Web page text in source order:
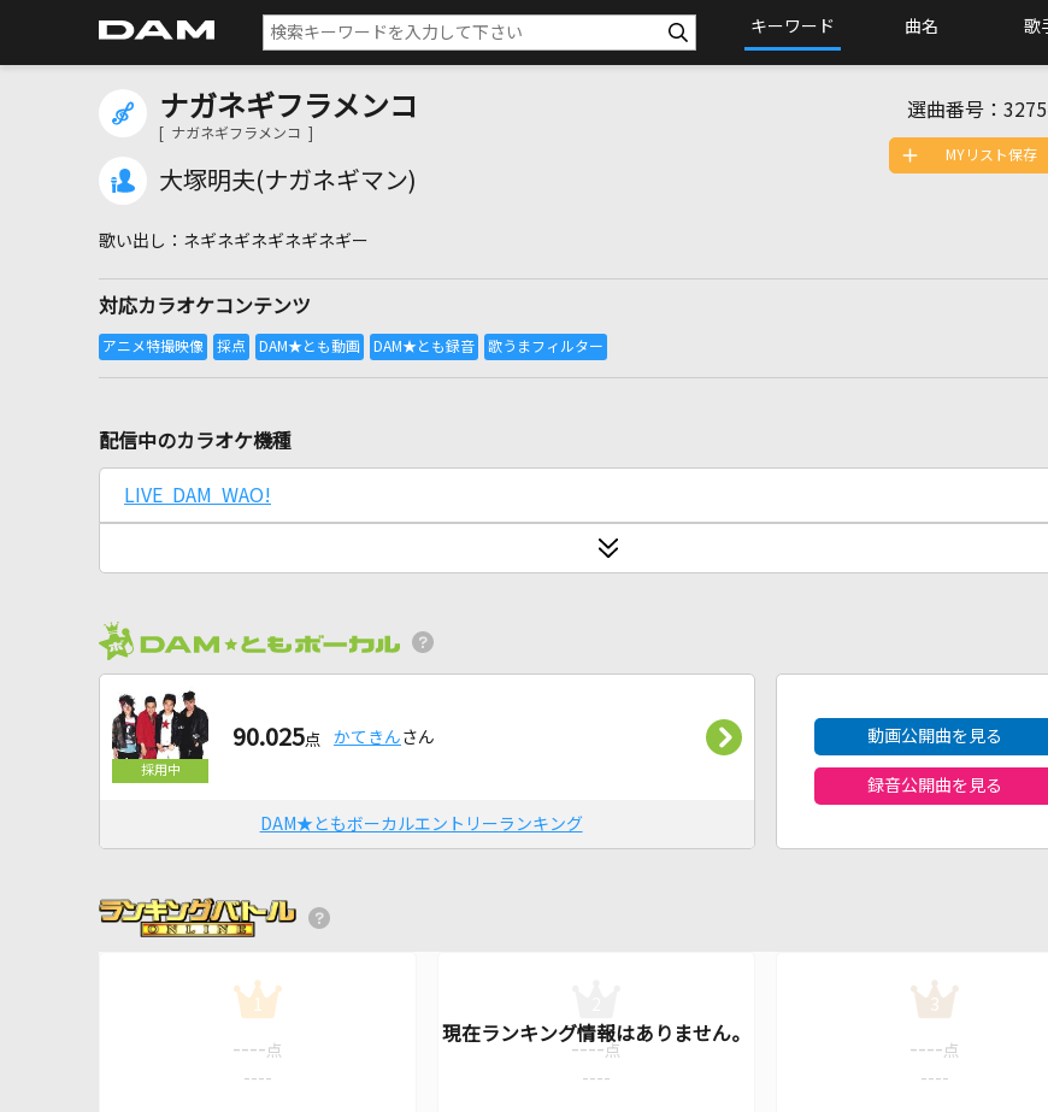
キーワード 曲名 歌
ナガネギフラメンコ
[ ナガネギフラメンコ ]
大塚明夫(ナガネギマン)
選曲番号：
ネギネギネギネギネギー
対応カラオケコンテンツ
MYリスト保存
配信中のカラオケ機種
LIVE DAM WAO!
90.025点 かてきん さん
DAM★ともボーカルエントリーランキング
動画公開曲を見る
録音公開曲を見る
1
---- 点
----
---- 点
----
3
---- 点
----